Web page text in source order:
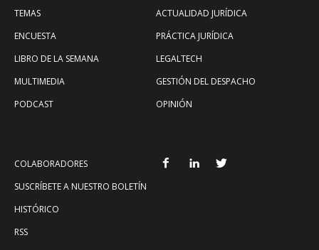
TEMAS
ENCUESTA
LIBRO DE LA SEMANA
MULTIMEDIA
PODCAST
ACTUALIDAD JURÍDICA
PRÁCTICA JURÍDICA
LEGALTECH
GESTIÓN DEL DESPACHO
OPINIÓN
COLABORADORES
SUSCRÍBETE A NUESTRO BOLETÍN
HISTÓRICO
RSS